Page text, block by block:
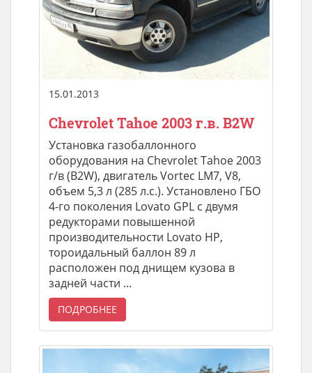
15.01.2013
Chevrolet Tahoe 2003 г.в. B2W
Установка газобаллонного
оборудования на Chevrolet Tahoe 2003
г/в (B2W), двигатель Vortec LM7, V8,
объем 5,3 л (285 л.с.). Установлено ГБО
4-го поколения Lovato GPL с двумя
редукторами повышенной
производительности Lovato HP,
тороидальный баллон 89 л
расположен под днищем кузова в
задней части ...
ПОДРОБНЕЕ